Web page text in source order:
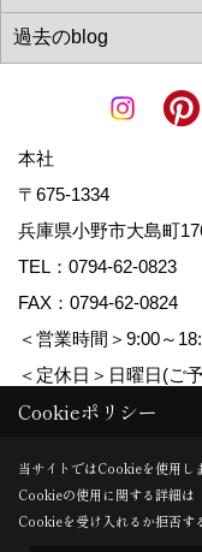
本社
〒675-1334
兵庫県小野市大島町
TEL： 0794-62-0823
FAX：0794-62-0824
＜営業時間＞9:00～
＜定休日＞日曜日(ご
Copyright (c) MDhomes.
Produced byゴデスクリ
Cookieポリシー
当サイトではCookieを使用し
Cookieの使用に関する詳細は
Cookieを受け入れるか拒否す